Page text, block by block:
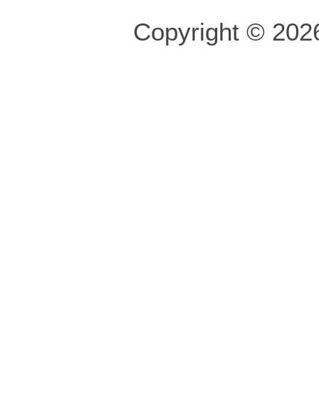
Copyright ©